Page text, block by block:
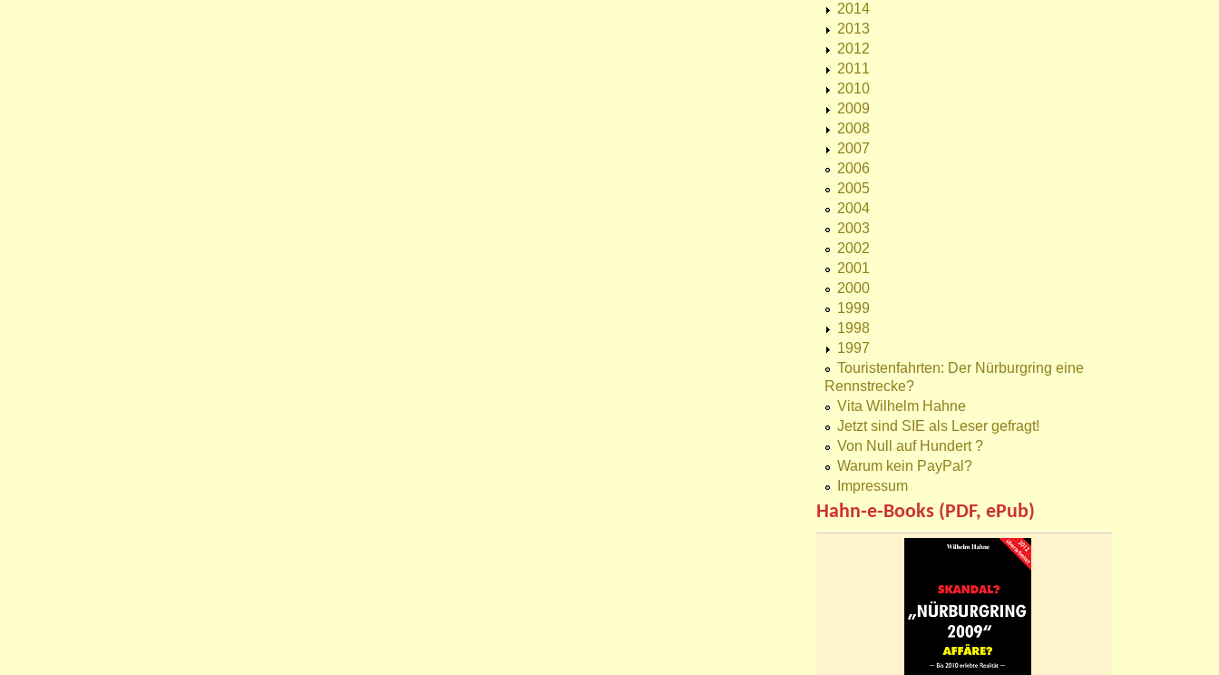
2014
2013
2012
2011
2010
2009
2008
2007
2006
2005
2004
2003
2002
2001
2000
1999
1998
1997
Touristenfahrten: Der Nürburgring eine
Rennstrecke?
Vita Wilhelm Hahne
Jetzt sind SIE als Leser gefragt!
Von Null auf Hundert ?
Warum kein PayPal?
Impressum
Hahn-e-Books (PDF, ePub)